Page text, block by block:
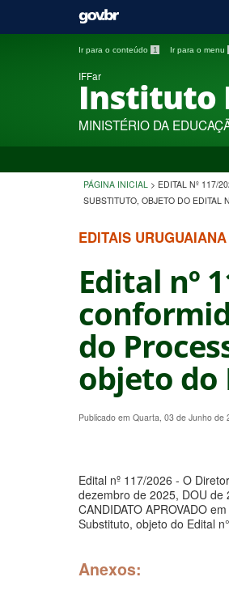
Ir para o conteúdo 1 Ir para o menu
IFFar
Instituto
MINISTÉRIO DA
PÁGINA INICIAL > EDITAL Nº 117/
SUBSTITUTO, OBJETO DO EDITAL
EDITAIS URUGUAIANA
Edital nº
do
objeto do
Publicado em Quarta, 03 de Junho de
Edital nº 117/2026 - O
dezembro de 2025, DOU de
CANDIDATO APROVADO
Substituto, objeto do Edital
Anexos: